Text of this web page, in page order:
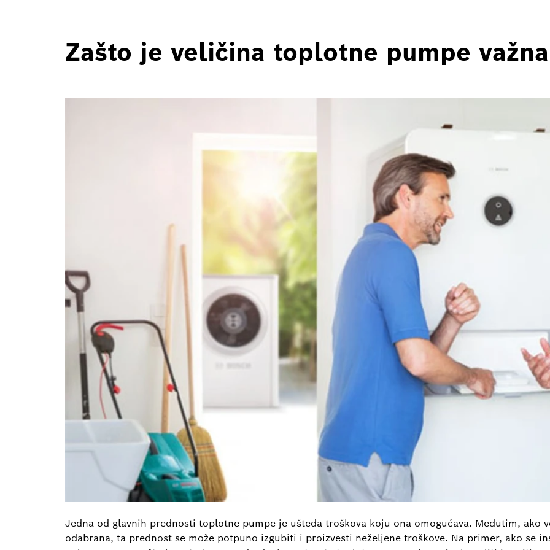
Zašto je veličina toplotne pumpe
Jedna od glavnih prednosti toplotne pumpe je ušteda troškova koju ona omogućava. Međutim, ako
odabrana, ta prednost se može potpuno izgubiti i proizvesti neželjene troškove. Na primer, ako se